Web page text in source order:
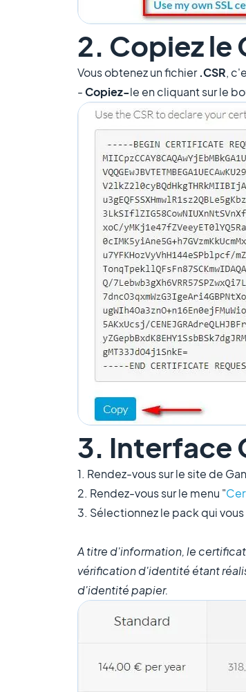
2. Copiez le
Vous obtenez un fichier.CSR,
-Copiez-le en cliquant sur le
3. Interface
1. Rendez-vous sur le site de
2. Rendez-vous sur le menu "
3. Sélectionnez le pack qui
A titre d'information, le
vérification d'identité étant
d'identité papier.